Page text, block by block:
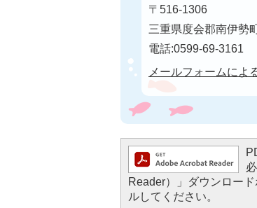
〒516-1306
三重県度会郡南伊勢
電話:0599-69-3161
メールフォームによ
Reader）」ダウンロー
ルしてください。